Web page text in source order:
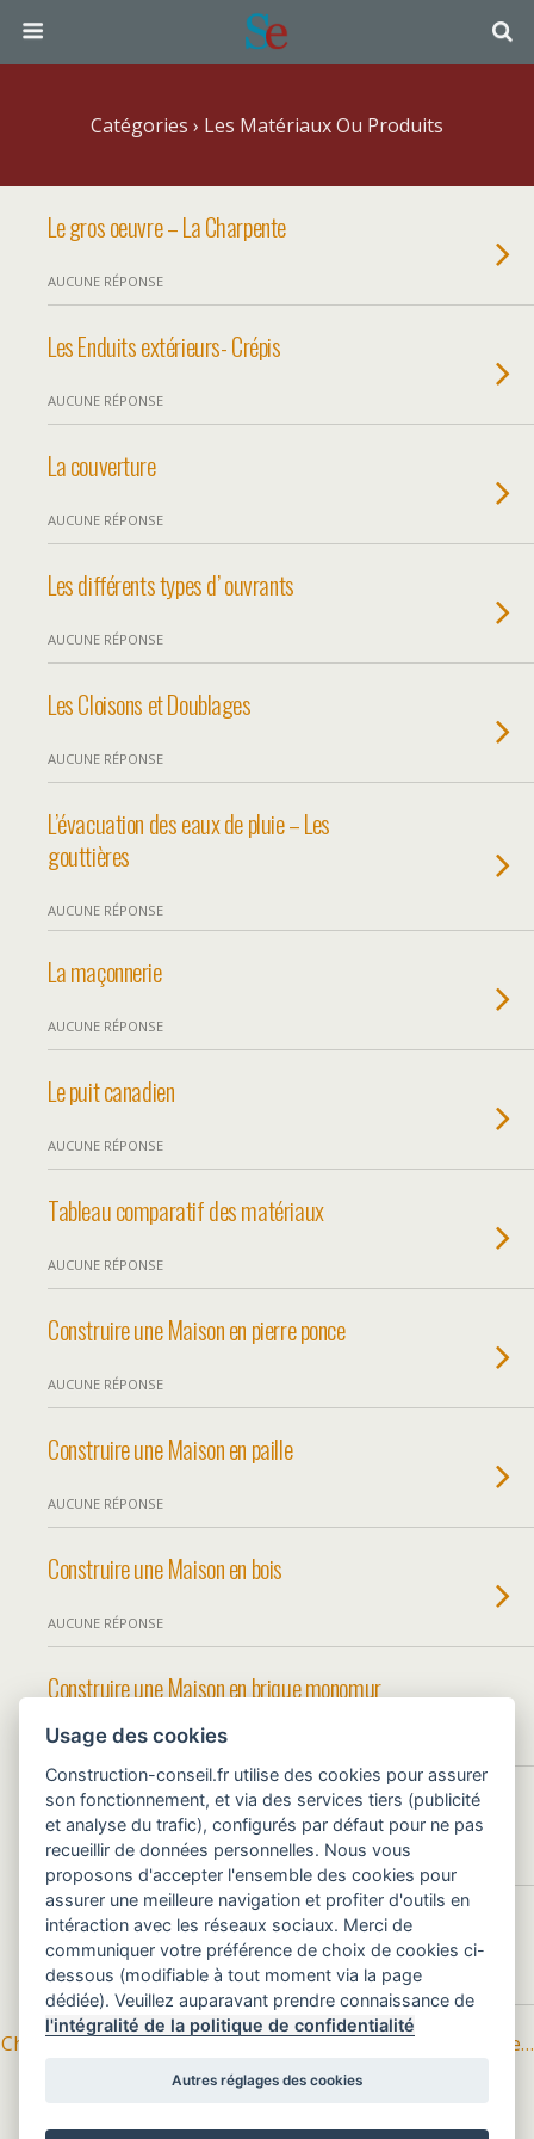
Catégories › Les Matériaux Ou Produits
Le gros oeuvre – La Charpente
AUCUNE RÉPONSE
Les Enduits extérieurs- Crépis
AUCUNE RÉPONSE
La couverture
AUCUNE RÉPONSE
Les différents types d’ ouvrants
AUCUNE RÉPONSE
Les Cloisons et Doublages
AUCUNE RÉPONSE
L’évacuation des eaux de pluie – Les
gouttières
AUCUNE RÉPONSE
La maçonnerie
AUCUNE RÉPONSE
Le puit canadien
AUCUNE RÉPONSE
Tableau comparatif des matériaux
AUCUNE RÉPONSE
Construire une Maison en pierre ponce
AUCUNE RÉPONSE
Construire une Maison en paille
AUCUNE RÉPONSE
Construire une Maison en bois
AUCUNE RÉPONSE
Construire une Maison en brique monomur
AUCUNE RÉPONSE
Construire une Maison en parpaing
AUCUNE RÉPONSE
Construire une Maison en béton cellulaire
AUCUNE RÉPONSE
Charger Des Entrées Supplémentaires De Cette Catégorie…
Usage des cookies
Construction-conseil.fr utilise des cookies pour assurer
son fonctionnement, et via des services tiers (publicité
et analyse du trafic), configurés par défaut pour ne pas
recueillir de données personnelles. Nous vous
proposons d'accepter l'ensemble des cookies pour
assurer une meilleure navigation et profiter d'outils en
intéraction avec les réseaux sociaux. Merci de
communiquer votre préférence de choix de cookies ci-
dessous (modifiable à tout moment via la page
dédiée). Veuillez auparavant prendre connaissance de
l'intégralité de la politique de confidentialité
Autres réglages des cookies